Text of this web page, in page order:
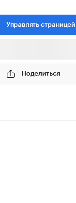
Управлять страницей
Поделиться